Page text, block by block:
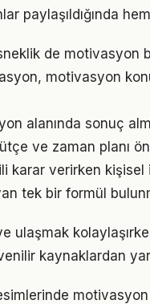
paylaşıldığında
de motivasyon
motivasyon
alanında sonuç
ve zaman planı
karar verirken
tek bir formül
ulaşmak
kaynaklardan